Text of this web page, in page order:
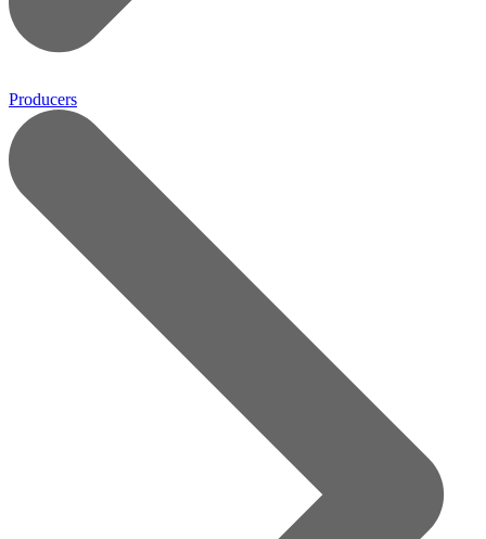
Producers